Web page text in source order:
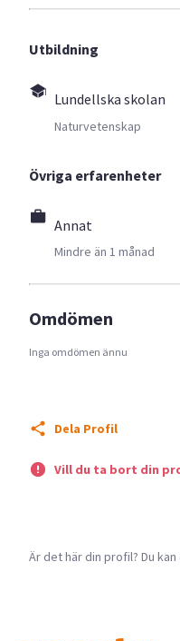
Utbildning
Lundellska skolan
Naturvetenskap
Övriga erfarenheter
Annat
Mindre än 1 månad
Omdömen
Inga omdömen ännu
Dela Profil
Vill du ta bort din
Är det här din profil? Du